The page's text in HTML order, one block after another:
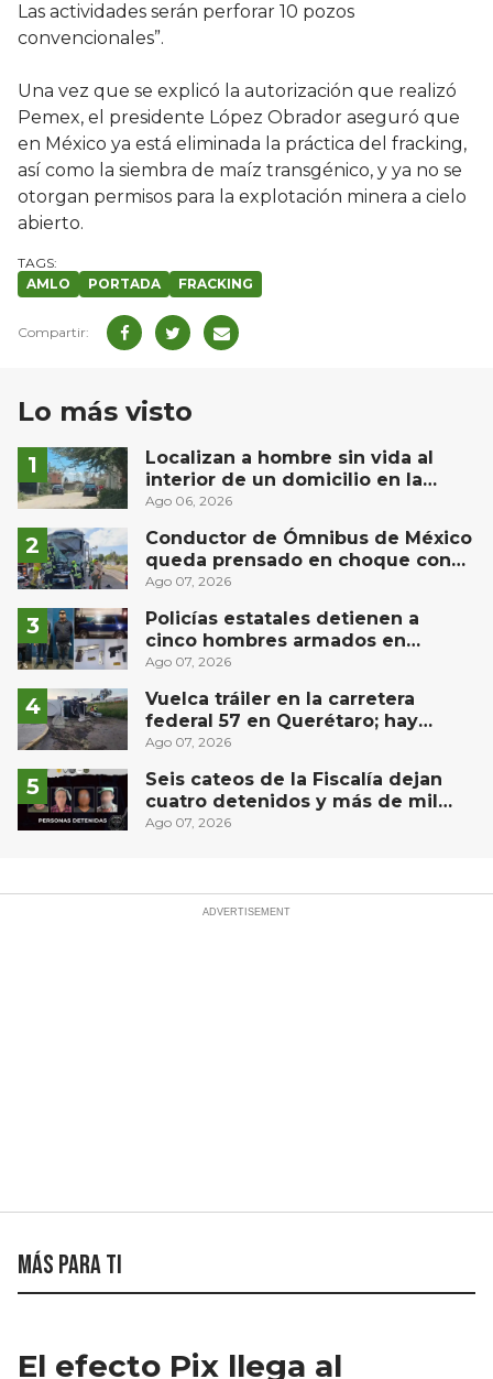
Las actividades serán perforar 10 pozos
convencionales”.
Una vez que se explicó la autorización que realizó
Pemex, el presidente López Obrador aseguró que
en México ya está eliminada la práctica del fracking,
así como la siembra de maíz transgénico, y ya no se
otorgan permisos para la explotación minera a cielo
abierto.
AMLO PORTADA FRACKING
Lo más visto
Localizan a hombre sin vida al
interior de un domicilio en la
comunidad El Rodeo, San Juan del
Ago 06, 2026
Conductor de Ómnibus de México
queda prensado en choque con
materialista en San Juan del Río
Ago 07, 2026
Policías estatales detienen a
cinco hombres armados en
Puebla capital
Ago 07, 2026
Vuelca tráiler en la carretera
federal 57 en Querétaro; hay
derrame de combustible
Ago 07, 2026
Seis cateos de la Fiscalía dejan
cuatro detenidos y más de mil
dosis aseguradas en Querétaro
Ago 07, 2026
Más para ti
El efecto Pix llega al